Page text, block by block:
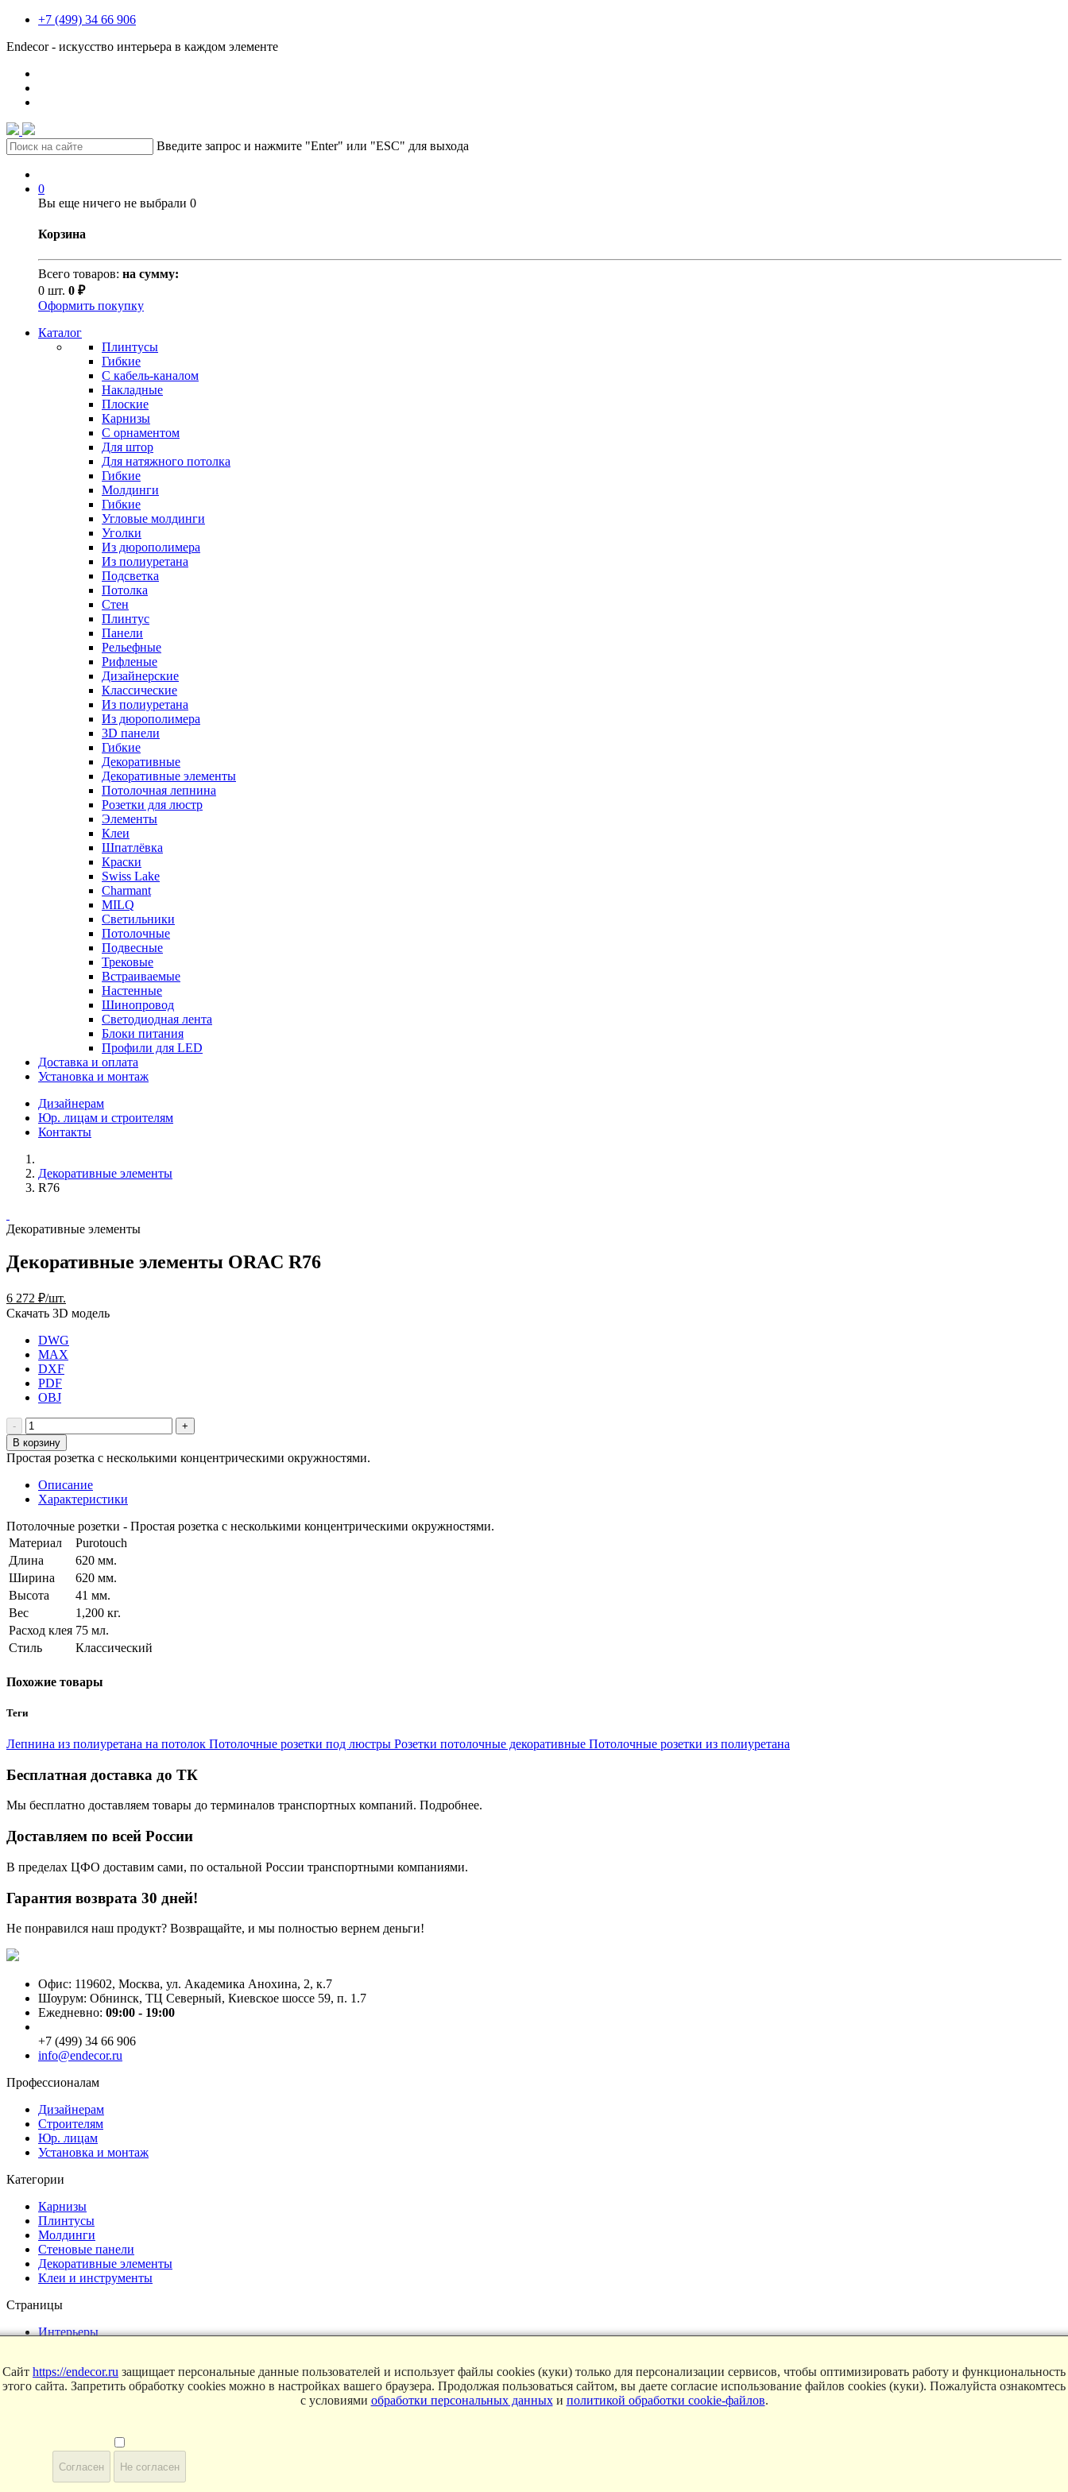
+7 (499) 34 66 906
Endecor - искусство интерьера в каждом элементе
Введите запрос и нажмите "Enter" или "ESC" для выхода
0
Вы еще ничего не выбрали 0
Корзина
Всего товаров: на сумму:
0 шт. 0 ₽
Оформить покупку
Каталог
Плинтусы
Гибкие
C кабель-каналом
Накладные
Плоские
Карнизы
С орнаментом
Для штор
Для натяжного потолка
Гибкие
Молдинги
Гибкие
Угловые молдинги
Уголки
Из дюрополимера
Из полиуретана
Подсветка
Потолка
Стен
Плинтус
Панели
Рельефные
Рифленые
Дизайнерские
Классические
Из полиуретана
Из дюрополимера
3D панели
Гибкие
Декоративные
Декоративные элементы
Потолочная лепнина
Розетки для люстр
Элементы
Клеи
Шпатлёвка
Краски
Swiss Lake
Charmant
MILQ
Светильники
Потолочные
Подвесные
Трековые
Встраиваемые
Настенные
Шинопровод
Светодиодная лента
Блоки питания
Профили для LED
Доставка и оплата
Установка и монтаж
Дизайнерам
Юр. лицам и строителям
Контакты
Декоративные элементы
R76
Декоративные элементы
Декоративные элементы ORAC R76
6 272 ₽/шт.
Скачать 3D модель
DWG
MAX
DXF
PDF
OBJ
В корзину
Простая розетка с несколькими концентрическими окружностями.
Описание
Характеристики
Потолочные розетки - Простая розетка с несколькими концентрическими окружностями.
Материал
Purotouch
Длина
620 мм.
Ширина
620 мм.
Высота
41 мм.
Вес
1,200 кг.
Расход клея 75 мл.
Стиль
Классический
Похожие товары
Теги
Лепнина из полиуретана на потолок Потолочные розетки под люстры Розетки потолочные декоративные Потолочные розетки из полиуретана
Бесплатная доставка до ТК
Мы бесплатно доставляем товары до терминалов транспортных компаний. Подробнее.
Доставляем по всей России
В пределах ЦФО доставим сами, по остальной России транспортными компаниями.
Гарантия возврата 30 дней!
Не понравился наш продукт? Возвращайте, и мы полностью вернем деньги!
Офис: 119602, Москва, ул. Академика Анохина, 2, к.7
Шоурум: Обнинск, ТЦ Северный, Киевское шоссе 59, п. 1.7
Ежедневно: 09:00 - 19:00
+7 (499) 34 66 906
info@endecor.ru
Профессионалам
Дизайнерам
Строителям
Юр. лицам
Установка и монтаж
Категории
Карнизы
Плинтусы
Молдинги
Стеновые панели
Декоративные элементы
Клеи и инструменты
Страницы
Интерьеры
О компании
© 2025 Endecor. Все права защищены.
Политика конфиденциальности,
Сайт https://endecor.ru защищает персональные данные пользователей и использует файлы cookies (куки) только для персонализации сервисов, чтобы оптимизировать работу и функциональность
этого сайта. Запретить обработку cookies можно в настройках вашего браузера. Продолжая пользоваться сайтом, вы даете согласие использование файлов cookies (куки). Пожалуйста ознакомтесь
с условиями обработки персональных данныхи политикой обработки cookie-файлов.
Согласен Не согласен